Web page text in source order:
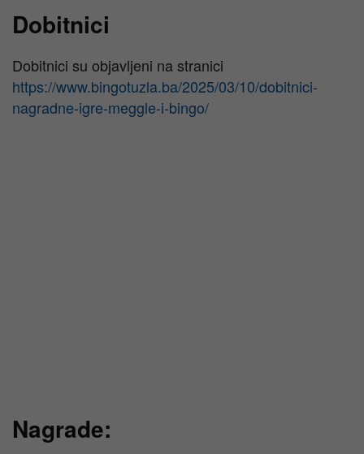
Dobitnici
Dobitnici su objavljeni na stranici
https://www.bingotuzla.ba/2025/03/10/dobitnici-
nagradne-igre-meggle-i-bingo/
Nagrade: